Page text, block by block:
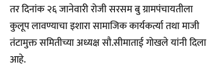
तर दिनांक २६ जानेवारी रोजी सरसम बु ग्रामपंचायतीला
कुलूप लावण्याचा इशारा सामाजिक कार्यकर्त्या तथा माजी
तंटामुक्त समितीच्या अध्यक्ष सौ.सीमाताई गोखले यांनी दिला
आहे.